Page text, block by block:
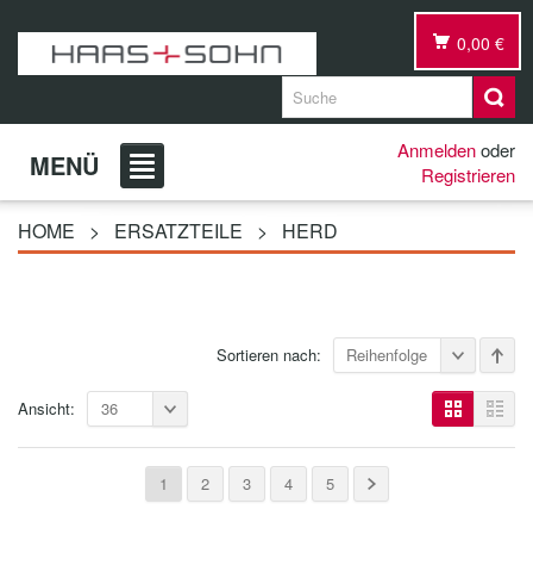
0,00 €
MENÜ Anmeldenoder
Registrieren
HOME > ERSATZTEILE > HERD
Sortieren nach: Reihenfolge
1 2 3 4 5
Ansicht: 36